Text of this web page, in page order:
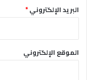
البريد الإلكتروني*
الموقع الإلكتروني